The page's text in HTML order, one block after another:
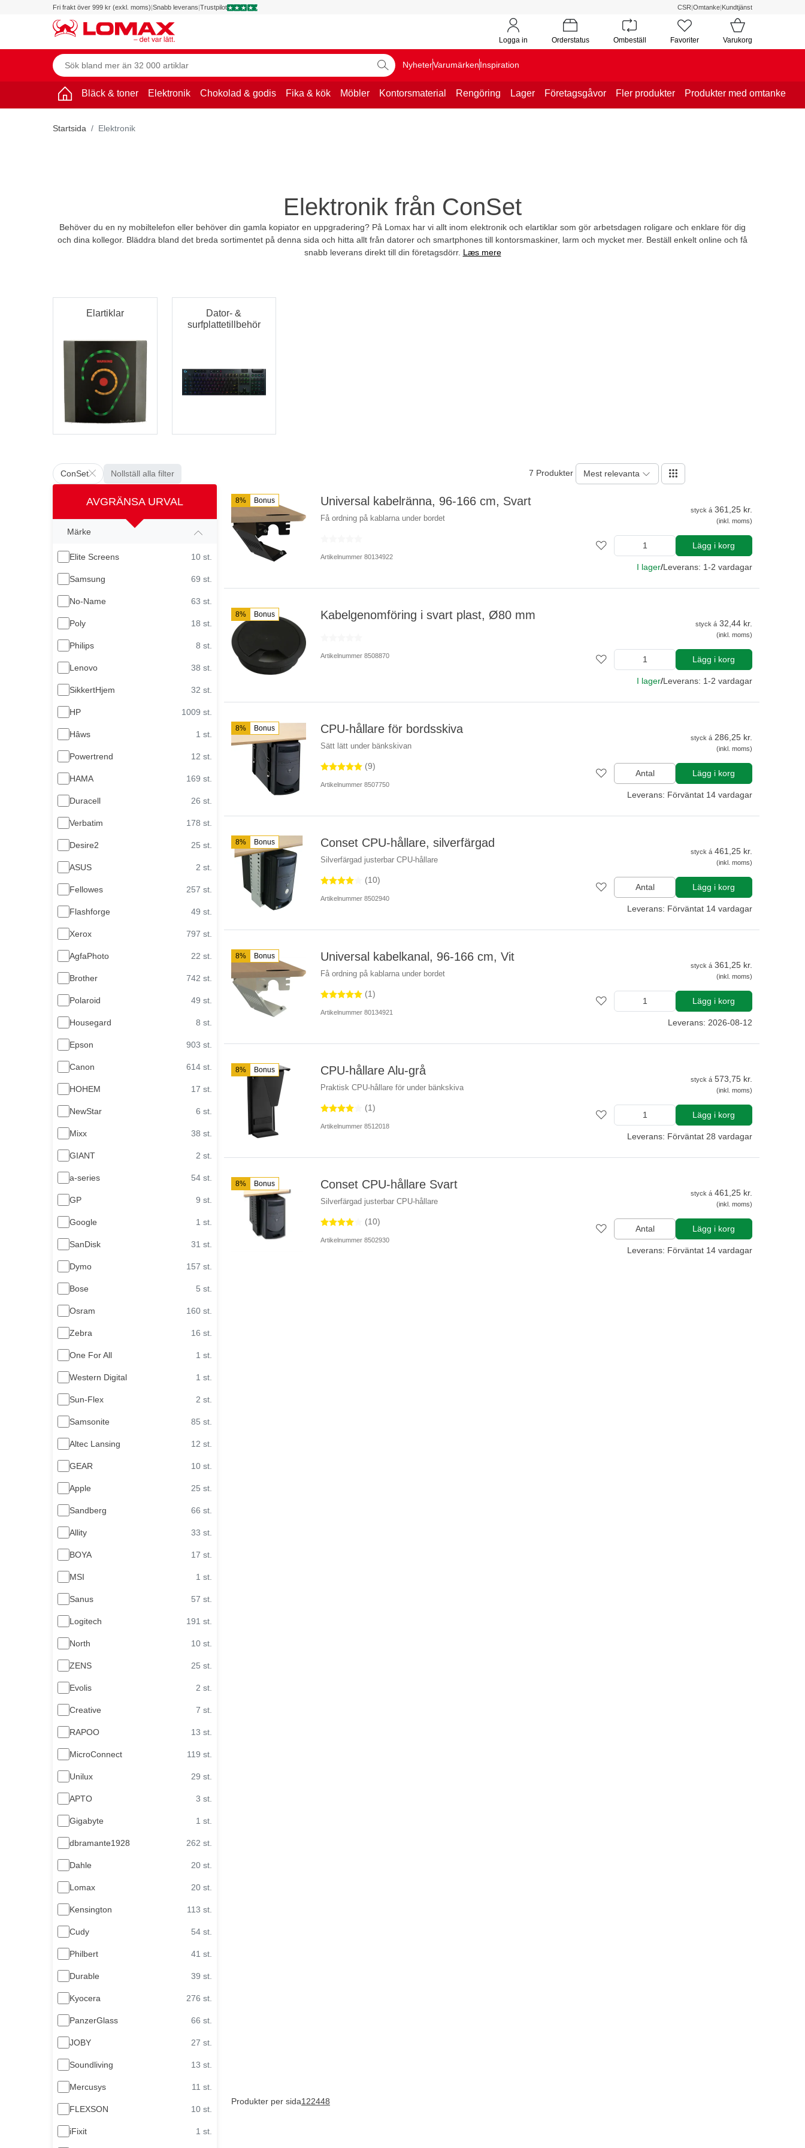
Fri frakt över 999 kr (exkl. moms)|Snabb leverans|Trustpilot CSR|Omtanke|Kundtjänst
Logga in Orderstatus Ombeställ Favoriter Varukorg
NyheterVarumärkenInspiration
Bläck & toner Elektronik Chokolad & godis Fika & kök Möbler Kontorsmaterial Rengöring Lager Företagsgåvor Fler produkter Produkter med omtanke
Startsida Elektronik
Elektronik från ConSet
Behöver du en ny mobiltelefon eller behöver din gamla kopiator en uppgradering? På Lomax har vi allt inom elektronik och elartiklar som gör arbetsdagen roligare och enklare för dig
och dina kollegor. Bläddra bland det breda sortimentet på denna sida och hitta allt från datorer och smartphones till kontorsmaskiner, larm och mycket mer. Beställ enkelt online och få
snabb leverans direkt till din företagsdörr. Læs mere
Elartiklar
Dator- &
surfplattetillbehör
ConSet Nollställ alla filter 7 Produkter Mest relevanta
AVGRÄNSA URVAL
Märke
Elite Screens 10 st.
Samsung 69 st.
No-Name 63 st.
Poly 18 st.
Philips 8 st.
Lenovo 38 st.
SikkertHjem 32 st.
HP 1009 st.
Hâws 1 st.
Powertrend 12 st.
HAMA 169 st.
Duracell 26 st.
Verbatim 178 st.
Desire2 25 st.
ASUS 2 st.
Fellowes 257 st.
Flashforge 49 st.
Xerox 797 st.
AgfaPhoto 22 st.
Brother 742 st.
Polaroid 49 st.
Housegard 8 st.
Epson 903 st.
Canon 614 st.
HOHEM 17 st.
NewStar 6 st.
Mixx 38 st.
GIANT 2 st.
a-series 54 st.
GP 9 st.
Google 1 st.
SanDisk 31 st.
Dymo 157 st.
Bose 5 st.
Osram 160 st.
Zebra 16 st.
One For All 1 st.
Western Digital 1 st.
Sun-Flex 2 st.
Samsonite 85 st.
Altec Lansing 12 st.
GEAR 10 st.
Apple 25 st.
Sandberg 66 st.
Allity 33 st.
BOYA 17 st.
MSI 1 st.
Sanus 57 st.
Logitech 191 st.
North 10 st.
ZENS 25 st.
Evolis 2 st.
Creative 7 st.
RAPOO 13 st.
MicroConnect 119 st.
Unilux 29 st.
APTO 3 st.
Gigabyte 1 st.
dbramante1928 262 st.
Dahle 20 st.
Lomax 20 st.
Kensington 113 st.
Cudy 54 st.
Philbert 41 st.
Durable 39 st.
Kyocera 276 st.
PanzerGlass 66 st.
JOBY 27 st.
Soundliving 13 st.
Mercusys 11 st.
FLEXSON 10 st.
iFixit 1 st.
8% Bonus Universal kabelränna, 96-166 cm, Svart
Få ordning på kablarna under bordet
Artikelnummer 80134922
styck á 361,25 kr.
(inkl. moms)
Lägg i korg
I lager/Leverans: 1-2 vardagar
8% Bonus Kabelgenomföring i svart plast, Ø80 mm
Artikelnummer 8508870
styck á 32,44 kr.
(inkl. moms)
Lägg i korg
I lager/Leverans: 1-2 vardagar
8% Bonus CPU-hållare för bordsskiva
Sätt lätt under bänkskivan
(9)
Artikelnummer 8507750
styck á 286,25 kr.
(inkl. moms)
Antal Lägg i korg
Leverans: Förväntat 14 vardagar
8% Bonus Conset CPU-hållare, silverfärgad
Silverfärgad justerbar CPU-hållare
(10)
Artikelnummer 8502940
styck á 461,25 kr.
(inkl. moms)
Antal Lägg i korg
Leverans: Förväntat 14 vardagar
8% Bonus Universal kabelkanal, 96-166 cm, Vit
Få ordning på kablarna under bordet
(1)
Artikelnummer 80134921
styck á 361,25 kr.
(inkl. moms)
Lägg i korg
Leverans: 2026-08-12
8% Bonus CPU-hållare Alu-grå
Praktisk CPU-hållare för under bänkskiva
(1)
Artikelnummer 8512018
styck á 573,75 kr.
(inkl. moms)
Lägg i korg
Leverans: Förväntat 28 vardagar
8% Bonus Conset CPU-hållare Svart
Silverfärgad justerbar CPU-hållare
(10)
Artikelnummer 8502930
styck á 461,25 kr.
(inkl. moms)
Antal Lägg i korg
Leverans: Förväntat 14 vardagar
Produkter per sida122448